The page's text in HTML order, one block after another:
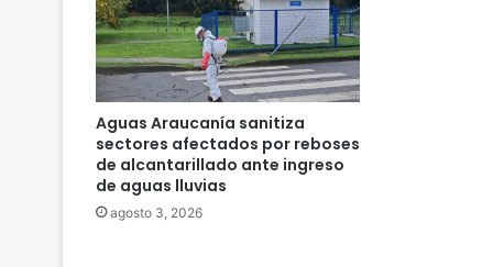
Aguas Araucanía sanitiza
sectores afectados por reboses
de alcantarillado ante ingreso
de aguas lluvias
agosto 3, 2026